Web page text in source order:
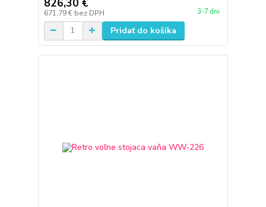
671,79 € bez DPH 3-7 dni
Pridať do košíka